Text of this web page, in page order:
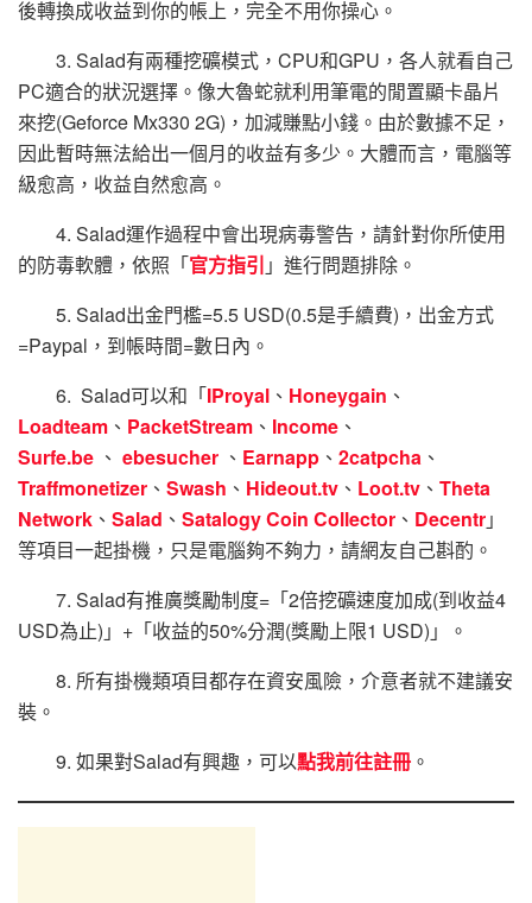
後轉換成收益到你的帳上，完全不用你操心。
3. Salad有兩種挖礦模式，CPU和GPU，各人就看自己
PC適合的狀況選擇。像大魯蛇就利用筆電的閒置顯卡晶片
來挖(Geforce Mx330 2G)，加減賺點小錢。由於數據不足，
因此暫時無法給出一個月的收益有多少。大體而言，電腦等
級愈高，收益自然愈高。
4. Salad運作過程中會出現病毒警告，請針對你所使用
的防毒軟體，依照「官方指引 」進行問題排除。
5. Salad出金門檻=5.5 USD(0.5是手續費)，出金方式
=Paypal，到帳時間=數日內。
6. Salad可以和「IProyal 、 Honeygain 、
Loadteam 、 PacketStream 、 Income 、
Surfe.be 、 ebesucher 、 Earnapp 、 2catpcha 、
Traffmonetizer 、 Swash 、 Hideout.tv 、 Loot.tv 、 Theta
Network 、 Salad 、 Satalogy Coin Collector 、 Decentr」
等項目一起掛機，只是電腦夠不夠力，請網友自己斟酌。
7. Salad有推廣獎勵制度=「2倍挖礦速度加成(到收益4
USD為止)」+「收益的50%分潤(獎勵上限1 USD)」。
8. 所有掛機類項目都存在資安風險，介意者就不建議安
裝。
9. 如果對Salad有興趣，可以點我前往註冊 。